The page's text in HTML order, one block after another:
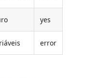
yes
error